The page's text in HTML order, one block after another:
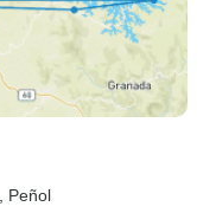
, Peñol